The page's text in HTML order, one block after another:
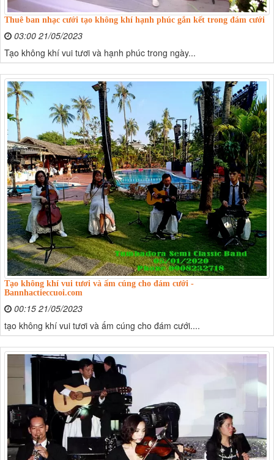
Thuê ban nhạc cưới tạo không khí hạnh phúc gắn kết trong đám cưới
03:00 21/05/2023
Tạo không khí vui tươi và hạnh phúc trong ngày...
Tạo không khí vui tươi và ấm cúng cho đám cưới -
Bannhactieccuoi.com
00:15 21/05/2023
tạo không khí vui tươi và ấm cúng cho đám cưới....